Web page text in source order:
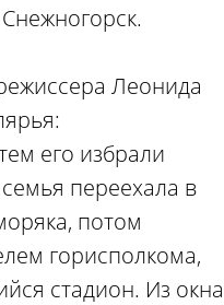
Леонида
его избрали
переехала в
потом
горисполкома,
стадион. Из окна